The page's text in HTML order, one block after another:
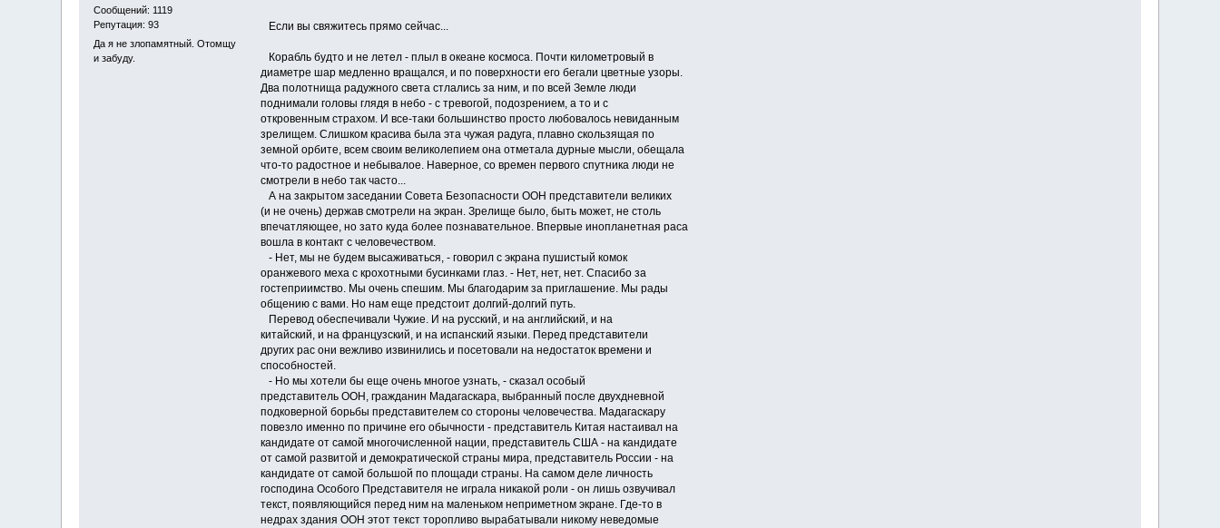
Сообщений: 1119
Репутация: 93
Да я не злопамятный. Отомщу
и забуду.
Если вы свяжитесь прямо сейчас...
Корабль будто и не летел - плыл в океане космоса. Почти километровый в
диаметре шар медленно вращался, и по поверхности его бегали цветные узоры.
Два полотнища радужного света стлались за ним, и по всей Земле люди
поднимали головы глядя в небо - с тревогой, подозрением, а то и с
откровенным страхом. И все-таки большинство просто любовалось невиданным
зрелищем. Слишком красива была эта чужая радуга, плавно скользящая по
земной орбите, всем своим великолепием она отметала дурные мысли, обещала
что-то радостное и небывалое. Наверное, со времен первого спутника люди не
смотрели в небо так часто...
А на закрытом заседании Совета Безопасности ООН представители великих
(и не очень) держав смотрели на экран. Зрелище было, быть может, не столь
впечатляющее, но зато куда более познавательное. Впервые инопланетная раса
вошла в контакт с человечеством.
- Нет, мы не будем высаживаться, - говорил с экрана пушистый комок
оранжевого меха с крохотными бусинками глаз. - Нет, нет, нет. Спасибо за
гостеприимство. Мы очень спешим. Мы благодарим за приглашение. Мы рады
общению с вами. Но нам еще предстоит долгий-долгий путь.
Перевод обеспечивали Чужие. И на русский, и на английский, и на
китайский, и на французский, и на испанский языки. Перед представители
других рас они вежливо извинились и посетовали на недостаток времени и
способностей.
- Но мы хотели бы еще очень многое узнать, - сказал особый
представитель ООН, гражданин Мадагаскара, выбранный после двухдневной
подковерной борьбы представителем со стороны человечества. Мадагаскару
повезло именно по причине его обычности - представитель Китая настаивал на
кандидате от самой многочисленной нации, представитель США - на кандидате
от самой развитой и демократической страны мира, представитель России - на
кандидате от самой большой по площади страны. На самом деле личность
господина Особого Представителя не играла никакой роли - он лишь озвучивал
текст, появляющийся перед ним на маленьком неприметном экране. Где-то в
недрах здания ООН этот текст торопливо вырабатывали никому неведомые